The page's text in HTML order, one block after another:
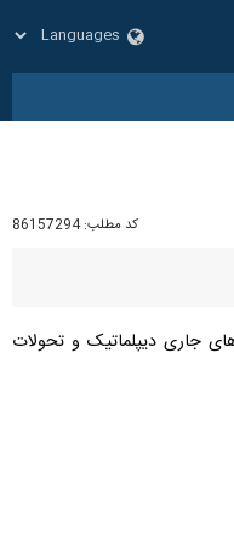
کد مطلب: 86157294
جاری دیپلماتیک و تحولات